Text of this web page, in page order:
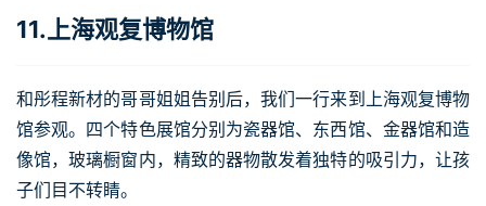
11.上海观复博物馆
和彤程新材的哥哥姐姐告别后，我们一行来到上海观复博物
馆参观。四个特色展馆分别为瓷器馆、东西馆、金器馆和造
像馆，玻璃橱窗内，精致的器物散发着独特的吸引力，让孩
子们目不转睛。